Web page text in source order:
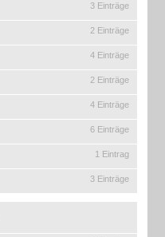
3 Einträge
2 Einträge
4 Einträge
2 Einträge
4 Einträge
6 Einträge
1 Eintrag
3 Einträge